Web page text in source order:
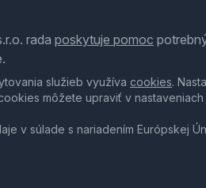
rada poskytuje pomoc
služieb využíva cookies.
môžete upraviť v nastaveniach
v súlade s nariadením Európskej